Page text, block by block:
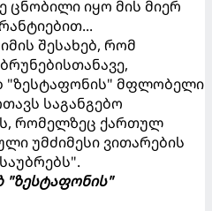
ცნობილი იყო მის მიერ
შესახებ, რომ
"ზესტაფონის" მფლობელი
საგანგებო
რომელზეც ქართულ
უმძიმესი ვითარების